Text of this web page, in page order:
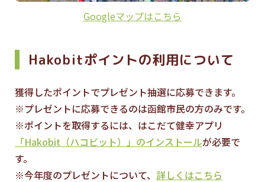
Googleマップはこちら
Hakobitポイントの利用について
獲得したポイントでプレゼント抽選に応募できます。
※プレゼントに応募できるのは函館市民の方のみです。
※ポイントを取得するには、はこだて健幸アプリ
「Hakobit（ハコビット）」のインストールが必要で
す。
※今年度のプレゼントについて、 詳しくはこちら